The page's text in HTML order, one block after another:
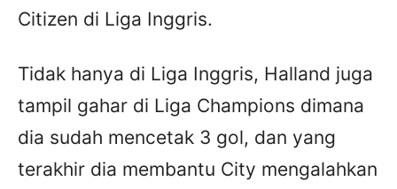
Citizen di Liga Inggris.
Tidak hanya di Liga Inggris, Halland juga
tampil gahar di Liga Champions dimana
dia sudah mencetak 3 gol, dan yang
terakhir dia membantu City mengalahkan